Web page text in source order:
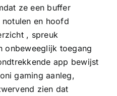
ze een buffer
notulen en hoofd
, spreuk
onbeweeglijk toegang
app bewijst
gaming aanleg,
zien dat